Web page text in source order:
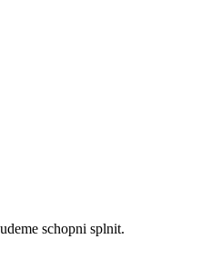
schopni splnit.